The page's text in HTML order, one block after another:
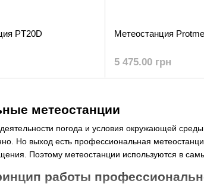
метеостанции
погода и условия окружающей
Но выход есть профессиональная
Поэтому метеостанции используются в
работы
PT20D Метеостанция
5 475.00 грн